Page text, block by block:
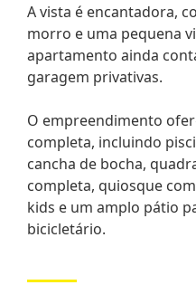
A vista é encantadora,
morro e uma pequena
apartamento ainda
garagem privativas.
O empreendimento
completa, incluindo
cancha de bocha,
completa, quiosque
kids e um amplo pátio
bicicletário.